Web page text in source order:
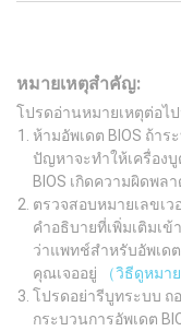
หมายเหตุสำคัญ:
โปรดอ่านหมายเหตุต่อไป
ห้ามอัพเดต BIOS ถ้า
ปัญหาจะทำให้เครื่อง
BIOS เกิดความผิดพลา
ตรวจสอบหมายเลขเ
คำอธิบายที่เพิ่มเติมเข้
ว่าแพทช์สำหรับอัพเด
คุณเจออยู่
（วิธีดูหมา
โปรดอย่ารีบูทระบบ ถ
กระบวนการอัพเดต